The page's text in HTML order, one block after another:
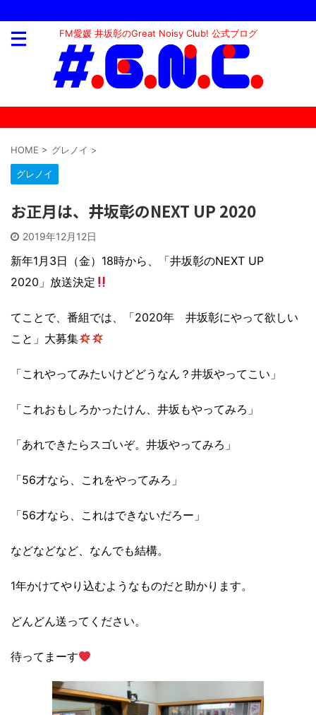
FM愛媛 井坂彰のGreat Noisy Club! 公式ブログ
HOME > グレノイ >
グレノイ
お正月は、井坂彰のNEXT UP 2020
2019年12月12日
新年1月3日（金）18時から、「井坂彰のNEXT UP
2020」放送決定
てことで、番組では、「2020年 井坂彰にやって欲しい
こと」大募集
「これやってみたいけどどうなん？井坂やってこい」
「これおもしろかったけん、井坂もやってみろ」
「あれできたらスゴいぞ。井坂やってみろ」
「56才なら、これをやってみろ」
「56才なら、これはできないだろー」
などなどなど、なんでも結構。
1年かけてやり込むようなものだと助かります。
どんどん送ってください。
待ってまーす